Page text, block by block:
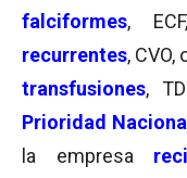
falciformes,
recurrentes,
transfusiones,
Prioridad Nacional
la empresa